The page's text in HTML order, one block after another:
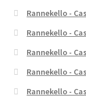
Rannekello -
Rannekello -
Rannekello -
Rannekello -
Rannekello -